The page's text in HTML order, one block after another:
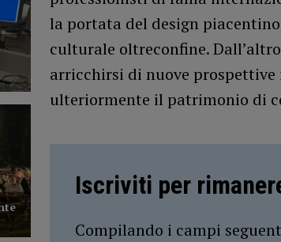
la portata del design
culturale oltreconfine.
arricchirsi di nuove
ulteriormente il patrimonio di
Iscriviti per
Compilando i campi